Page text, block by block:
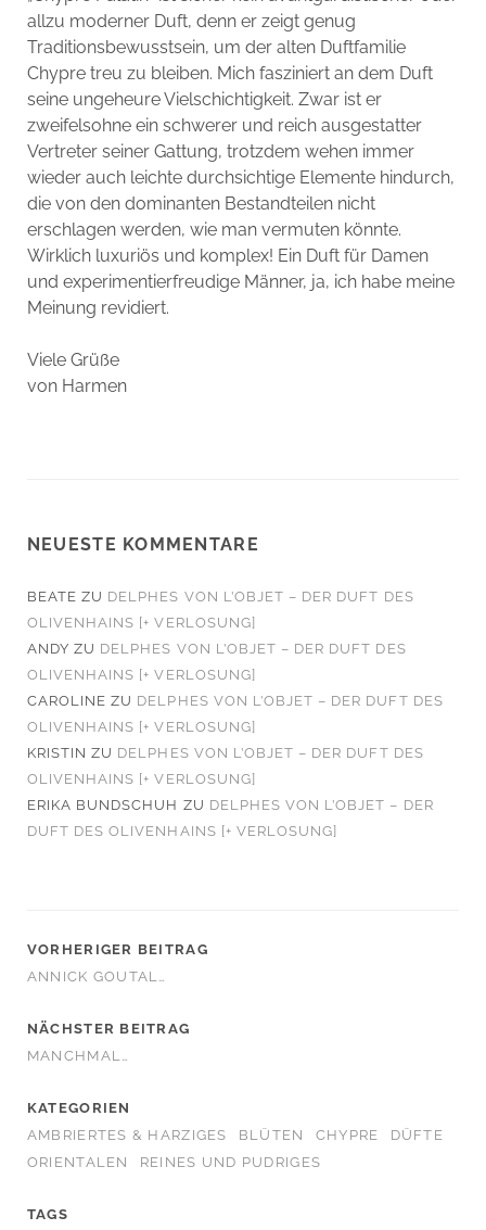
allzu moderner Duft, denn er zeigt genug
Traditionsbewusstsein, um der alten Duftfamilie
Chypre treu zu bleiben. Mich fasziniert an dem Duft
seine ungeheure Vielschichtigkeit. Zwar ist er
zweifelsohne ein schwerer und reich ausgestatter
Vertreter seiner Gattung, trotzdem wehen immer
wieder auch leichte durchsichtige Elemente hindurch,
die von den dominanten Bestandteilen nicht
erschlagen werden, wie man vermuten könnte.
Wirklich luxuriös und komplex! Ein Duft für Damen
und experimentierfreudige Männer, ja, ich habe meine
Meinung revidiert.
Viele Grüße
von Harmen
NEUESTE KOMMENTARE
BEATE ZU DELPHES VON L’OBJET – DER DUFT DES
OLIVENHAINS [+ VERLOSUNG]
ANDY ZU DELPHES VON L’OBJET – DER DUFT DES
OLIVENHAINS [+ VERLOSUNG]
CAROLINE ZU DELPHES VON L’OBJET – DER DUFT DES
OLIVENHAINS [+ VERLOSUNG]
KRISTIN ZU DELPHES VON L’OBJET – DER DUFT DES
OLIVENHAINS [+ VERLOSUNG]
ERIKA BUNDSCHUH ZU DELPHES VON L’OBJET – DER
DUFT DES OLIVENHAINS [+ VERLOSUNG]
VORHERIGER BEITRAG
ANNICK GOUTAL…
NÄCHSTER BEITRAG
MANCHMAL…
KATEGORIEN
AMBRIERTES & HARZIGES
BLÜTEN CHYPRE
DÜFTE
ORIENTALEN
REINES UND PUDRIGES
TAGS